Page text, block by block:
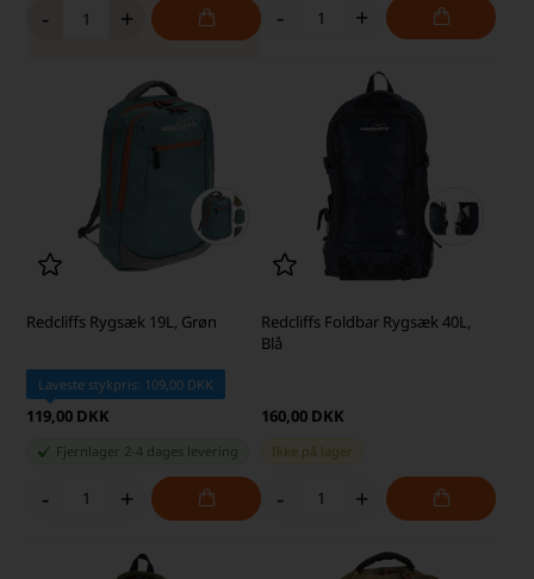
- + - +
Redcliffs Rygsæk 19L, Grøn
Laveste stykpris: 109,00 DKK
119,00 DKK
Fjernlager 2-4 dages levering
- +
Redcliffs Foldbar Rygsæk 40L,
Blå
160,00 DKK
Ikke på lager
- +